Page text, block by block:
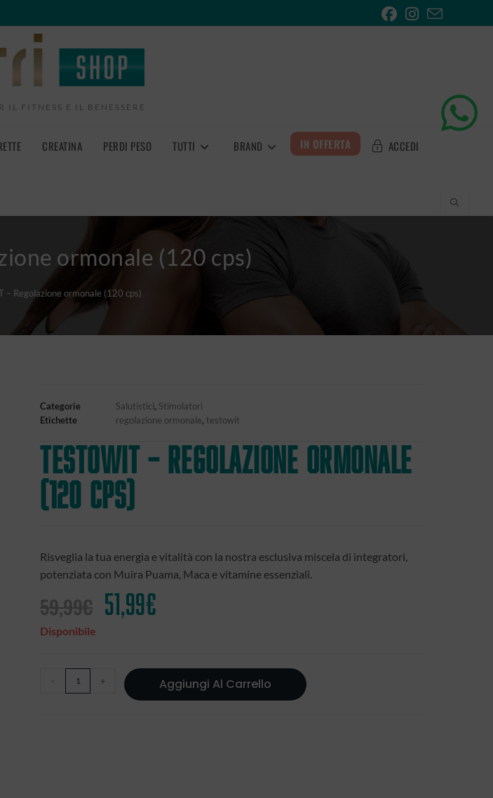
IL FITNESS E IL BENESSERE
CREATINA PERDI PESO TUTTI BRAND IN OFFERTA ACCEDI
ormonale (120 cps)
– Regolazione ormonale (120 cps)
Categorie Salutistici, Stimolatori
Etichette
regolazione ormonale, testowit
TESTOWIT – Regolazione ormonale
(120 cps)
Risveglia la tua energia e vitalità con la nostra esclusiva miscela di integratori,
potenziata con Muira Puama, Maca e vitamine essenziali.
59,99€ 51,99€
Disponibile
- + Aggiungi Al Carrello